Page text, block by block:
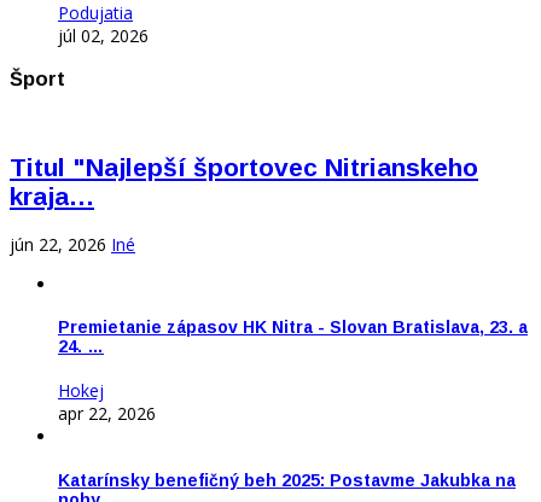
Podujatia
júl 02, 2026
Šport
Titul "Najlepší športovec Nitrianskeho
kraja…
jún 22, 2026 Iné
Premietanie zápasov HK Nitra - Slovan Bratislava, 23. a
24. …
Hokej
apr 22, 2026
Katarínsky benefičný beh 2025: Postavme Jakubka na